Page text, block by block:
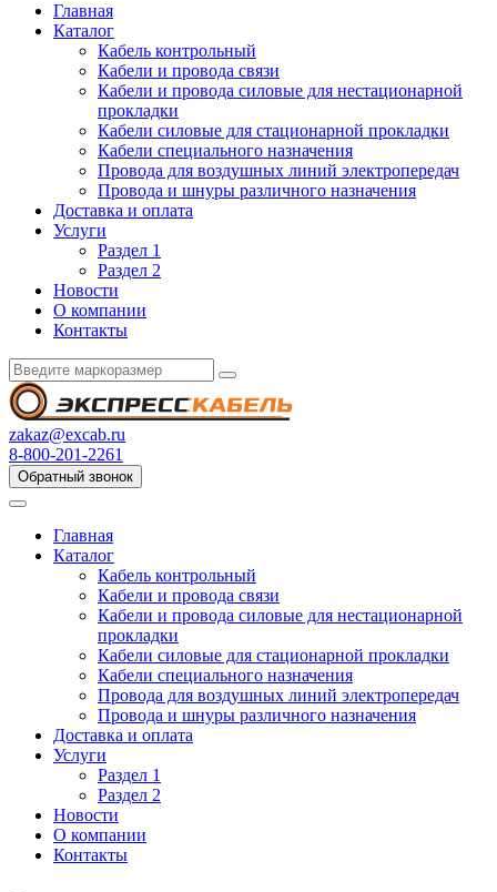
Главная
Каталог
Кабель контрольный
Кабели и провода связи
Кабели и провода силовые для нестационарной
прокладки
Кабели силовые для стационарной прокладки
Кабели специального назначения
Провода для воздушных линий электропередач
Провода и шнуры различного назначения
Доставка и оплата
Услуги
Раздел 1
Раздел 2
Новости
О компании
Контакты
zakaz@excab.ru
8-800-201-2261
Обратный звонок
Главная
Каталог
Кабель контрольный
Кабели и провода связи
Кабели и провода силовые для нестационарной
прокладки
Кабели силовые для стационарной прокладки
Кабели специального назначения
Провода для воздушных линий электропередач
Провода и шнуры различного назначения
Доставка и оплата
Услуги
Раздел 1
Раздел 2
Новости
О компании
Контакты